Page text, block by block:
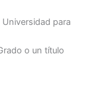
Universidad para
o un título